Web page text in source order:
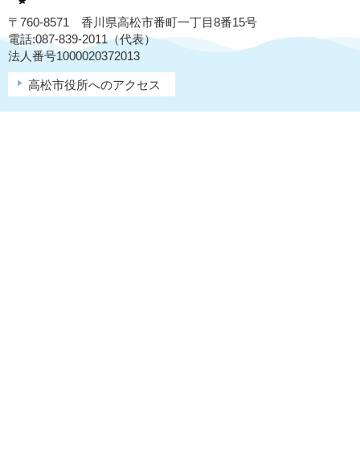
〒760-8571 香川県高松市番町一丁目8番15号
電話:087-839-2011（代表）
法人番号1000020372013
高松市役所へのアクセス